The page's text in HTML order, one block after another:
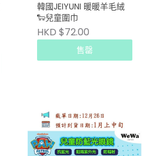
韓國JEIYUNI 暖暖羊毛絨
🐑兒童圍巾
HKD $72.00
售罄